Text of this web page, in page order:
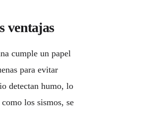
ventajas
cumple un papel
para evitar
detectan humo, lo
los sismos, se